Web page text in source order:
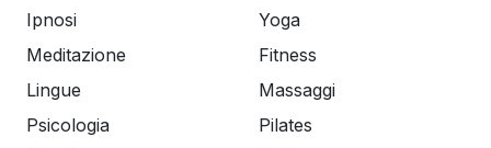
Ipnosi
Meditazione
Lingue
Psicologia
Yoga
Fitness
Massaggi
Pilates